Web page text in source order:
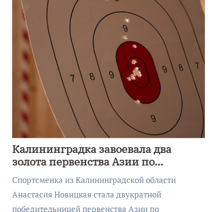
Калининградка завоевала два
золота первенства Азии по
метанию ножа
Спортсменка из Калининградской области
Анастасия Новицкая стала двукратной
победительницей первенства Азии по